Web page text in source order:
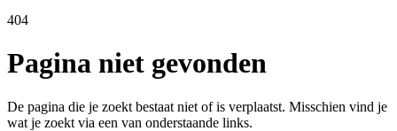
404
Pagina niet gevonden
De pagina die je zoekt bestaat niet of is verplaatst. Misschien vind je
wat je zoekt via een van onderstaande links.